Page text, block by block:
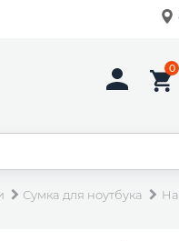
0
Сумка для ноутбука